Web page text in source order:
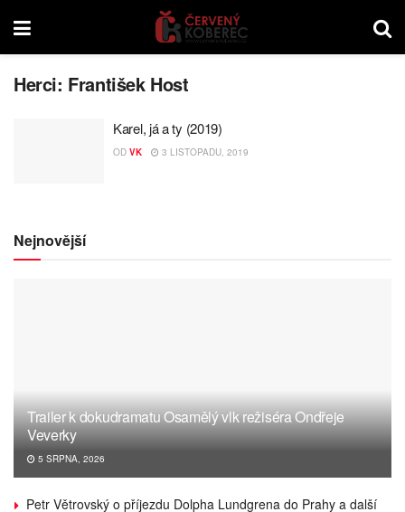
Herci: František Host
Karel, já a ty (2019)
OD VK 3 LISTOPADU, 2019
Nejnovější
Trailer k dokudramatu Osamělý vlk režiséra Ondřeje
Veverky
5 SRPNA, 2026
Petr Větrovský o příjezdu Dolpha Lundgrena do Prahy a další